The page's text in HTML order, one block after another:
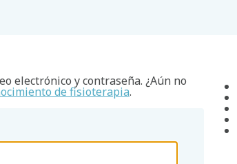
electrónico y contraseña. ¿Aún no
de fisioterapia.